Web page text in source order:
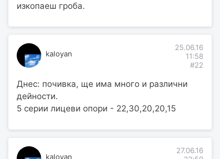
изкопаеш гроба.
kaloyan
25.06.16
11:58
#22
Днес: почивка, ще има много и различни
дейности.
5 серии лицеви опори - 22,30,20,20,15
kaloyan
27.06.16